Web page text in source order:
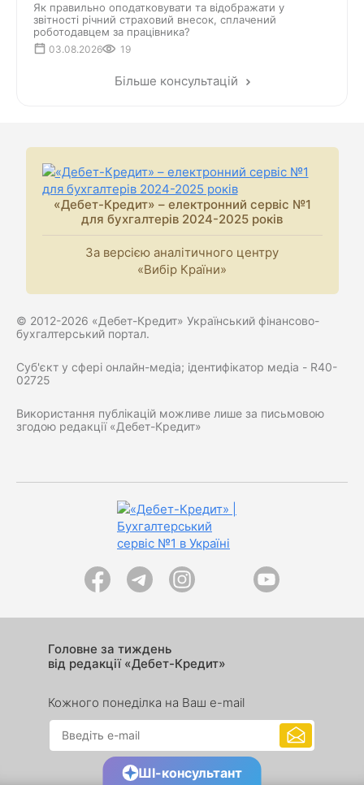
Як правильно оподатковувати та відображати у
звітності річний страховий внесок, сплачений
роботодавцем за працівника?
03.08.2026 19
Більше консультацій
«Дебет-Кредит» – електронний сервіс №1
для бухгалтерів 2024-2025 років
За версією аналітичного центру
«Вибір Країни»
© 2012-2026 «Дебет-Кредит» Український фінансово-
бухгалтерський портал.
Суб'єкт у сфері онлайн-медіа; ідентифікатор медіа - R40-
02725
Використання публікацій можливе лише за письмовою
згодою редакції «Дебет-Кредит»
Головне за тиждень
від редакції «Дебет-Кредит»
Кожного понеділка на Ваш e-mail
ШІ-консультант